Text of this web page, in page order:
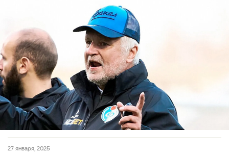
27 января, 2025